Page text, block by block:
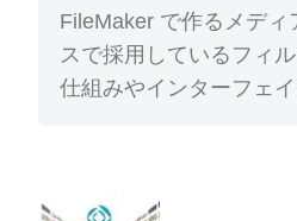
FileMaker で作るメディ
スで採用しているフィ
仕組みやインターフェイ